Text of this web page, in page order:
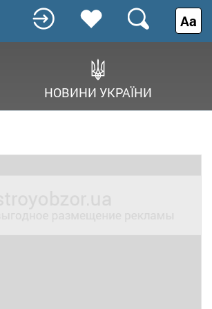
НОВИНИ УКРАЇНИ
Аа